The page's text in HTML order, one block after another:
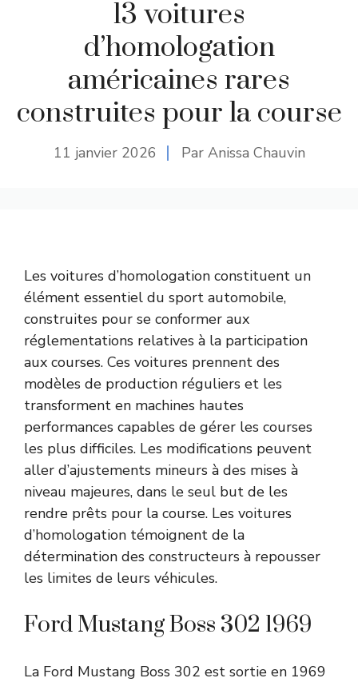
13 voitures
d’homologation
américaines rares
construites pour la course
11 janvier 2026 Par Anissa Chauvin
Les voitures d’homologation constituent un
élément essentiel du sport automobile,
construites pour se conformer aux
réglementations relatives à la participation
aux courses. Ces voitures prennent des
modèles de production réguliers et les
transforment en machines hautes
performances capables de gérer les courses
les plus difficiles. Les modifications peuvent
aller d’ajustements mineurs à des mises à
niveau majeures, dans le seul but de les
rendre prêts pour la course. Les voitures
d’homologation témoignent de la
détermination des constructeurs à repousser
les limites de leurs véhicules.
Ford Mustang Boss 302 1969
La Ford Mustang Boss 302 est sortie en 1969